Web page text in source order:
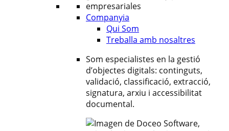
Companyia
Qui Som
Treballa amb nosaltres
Som especialistes en la gestió
d’objectes digitals: continguts,
validació, classificació, extracció,
signatura, arxiu i accessibilitat
documental.